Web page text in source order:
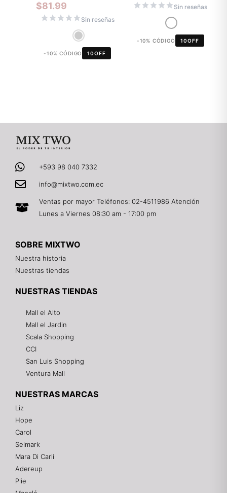
$81.99
Sin reseñas
-10% CÓDIGO 10OFF
Sin reseñas
-10% CÓDIGO 10OFF
+593 98 040 7332
info@mixtwo.com.ec
Ventas por mayor Teléfonos: 02-4511986 Atención
Lunes a Viernes 08:30 am - 17:00 pm
SOBRE MIXTWO
Nuestra historia
Nuestras tiendas
NUESTRAS TIENDAS
Mall el Alto
Mall el Jardin
Scala Shopping
CCI
San Luis Shopping
Ventura Mall
NUESTRAS MARCAS
Liz
Hope
Carol
Selmark
Mara Di Carli
Adereup
Plie
¡Hola! 👋
Gracias por visitarnos. Te asesoramos